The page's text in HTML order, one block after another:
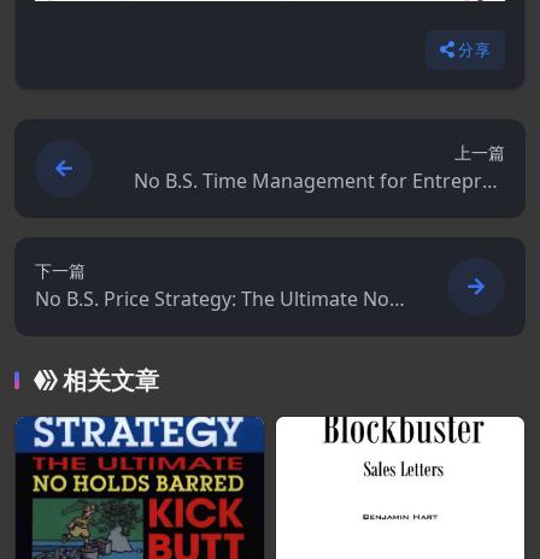
分享
上一篇
No B.S. Time Management for Entrepren
Butt Take No Prisoners Guide to Time Pr
下一篇
No B.S. Price Strategy: The Ultimate No H
相关文章